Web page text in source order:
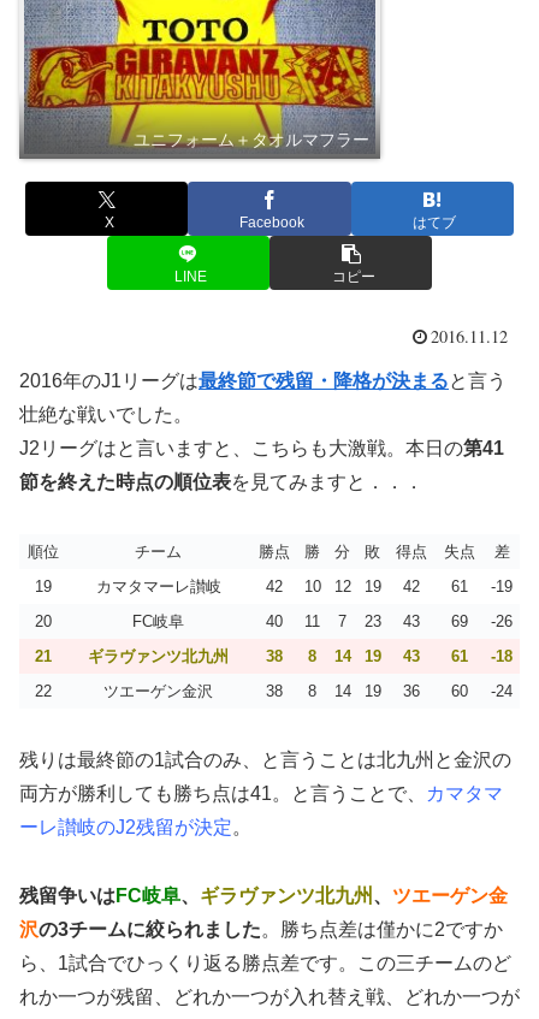
ユニフォーム＋タオルマフラー
X Facebook はてブ
LINE コピー
2016.11.12
2016年のJ1リーグは最終節で残留・降格が決まると言う
壮絶な戦いでした。
J2リーグはと言いますと、こちらも大激戦。本日の第41
節を終えた時点の順位表を見てみますと．．．
順位 チーム 勝点 勝 分 敗 得点 失点
差
19
カマタマーレ讃岐 42 10 12 19 42 61
-19
20
FC岐阜 40 11 7 23 43 69
-26
21
ギラヴァンツ北九州 38 8 14 19 43 61
-18
22
ツエーゲン金沢 38 8 14 19 36 60 -24
残りは最終節の1試合のみ、と言うことは北九州と金沢の
両方が勝利しても勝ち点は41。と言うことで、
カマタマ
ーレ讃岐のJ2残留が決定。
残留争いは FC岐阜、 ギラヴァンツ北九州 、 ツエーゲン金
沢の3チームに絞られました。勝ち点差は僅かに2ですか
ら、1試合でひっくり返る勝点差です。この三チームのど
れか一つが残留、どれか一つが入れ替え戦、どれか一つが